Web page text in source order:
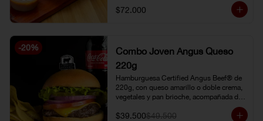
$72.000
-20%
Combo Joven Angus Queso
220g
Hamburguesa Certified Angus Beef® de
220g, con queso amarillo o doble crema,
vegetales y pan brioche, acompañada de
papa chip o papa francesa y gaseosa o
limonada natural.
$39.500$49.500